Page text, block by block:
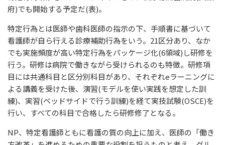
府)でも開始する予定だ(表)。
特定行為とは医師や歯科医師の指示の下、手順書に基づいて
看護師が自ら行える診療補助行為をいう。21区分あり、なか
でも実施頻度が高い特定行為をパッケージ化(6領域)し研修を
行う。研修は病院で働きながら受けられるのも特徴。研修項
目には共通科目と区分別科目があり、それぞれeラーニングに
よる講義を受けた後、演習(モデルを使い実践を想定した訓
練)、実習(ベッドサイドで行う訓練)を経て実技試験(OSCE)を
行い、すべての科目で合格したら研修修了となる。
NP、特定看護師ともに看護の質の向上に加え、医師の「働き